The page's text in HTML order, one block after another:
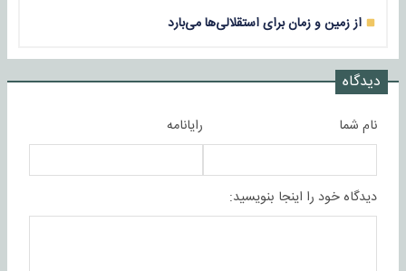
از زمین و زمان برای استقلالی‌ها می‌بارد
دیدگاه
نام شما رایانامه
دیدگاه خود را اینجا بنویسید: